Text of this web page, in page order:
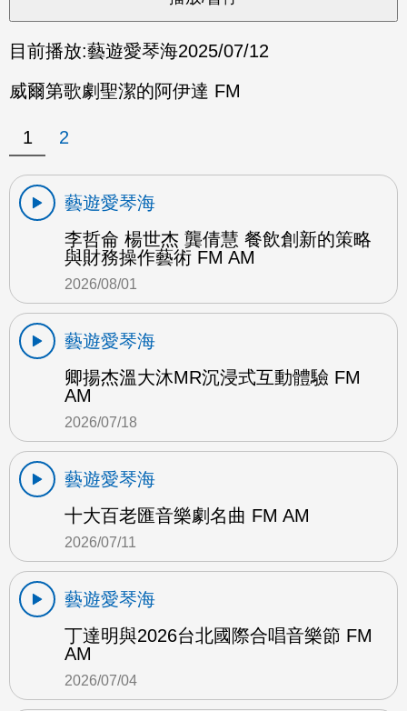
目前播放:藝遊愛琴海2025/07/12
威爾第歌劇聖潔的阿伊達 FM
1 2
藝遊愛琴海
李哲侖 楊世杰 龔倩慧 餐飲創新的策略
與財務操作藝術 FM AM
2026/08/01
藝遊愛琴海
卿揚杰溫大沐MR沉浸式互動體驗 FM
AM
2026/07/18
藝遊愛琴海
十大百老匯音樂劇名曲 FM AM
2026/07/11
藝遊愛琴海
丁達明與2026台北國際合唱音樂節 FM
AM
2026/07/04